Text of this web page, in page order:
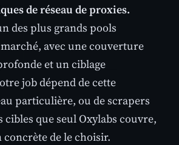
de réseau de proxies.
des plus grands pools
avec une couverture
et un ciblage
job dépend de cette
particulière, ou de scrapers
cibles que seul Oxylabs couvre,
concrète de le choisir.